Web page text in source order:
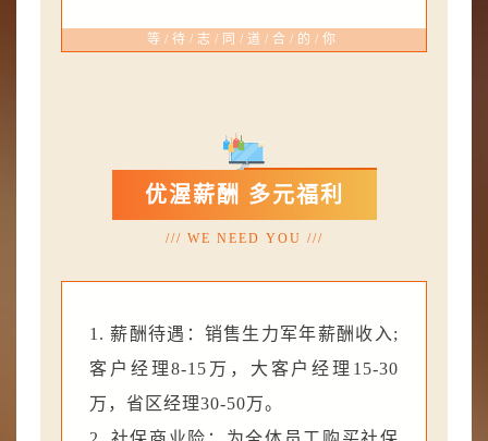
等/待/志/同/道/合/的/你
优渥薪酬 多元福利
/// WE NEED YOU ///
1. 薪酬待遇：销售生力军年薪酬收入;
客户经理8-15万，大客户经理15-30
万，省区经理30-50万。